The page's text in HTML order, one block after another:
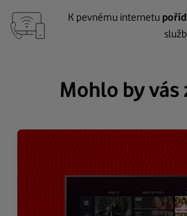
K pevnému internetu
Mohlo by vás